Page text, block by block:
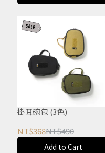
掛耳碗包 (3色)
NT$368NT$490
Add to Cart